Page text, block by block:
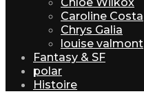
Caroline Costa
Chrys Galia
louise valmont
Fantasy & SF
polar
Histoire